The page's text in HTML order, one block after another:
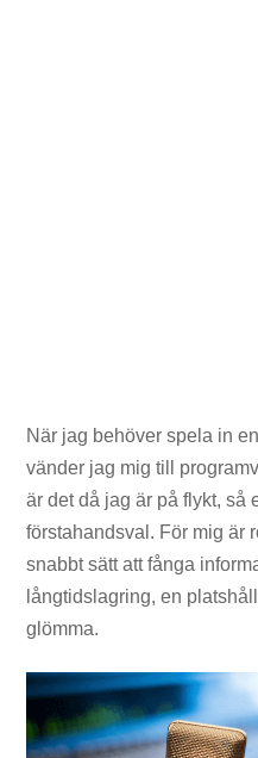
När jag behöver spela in
vänder jag mig till
är det då jag är på flykt, så
förstahandsval. För mig är
snabbt sätt att fånga
långtidslagring, en
glömma.